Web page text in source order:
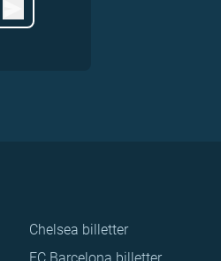
Chelsea billetter